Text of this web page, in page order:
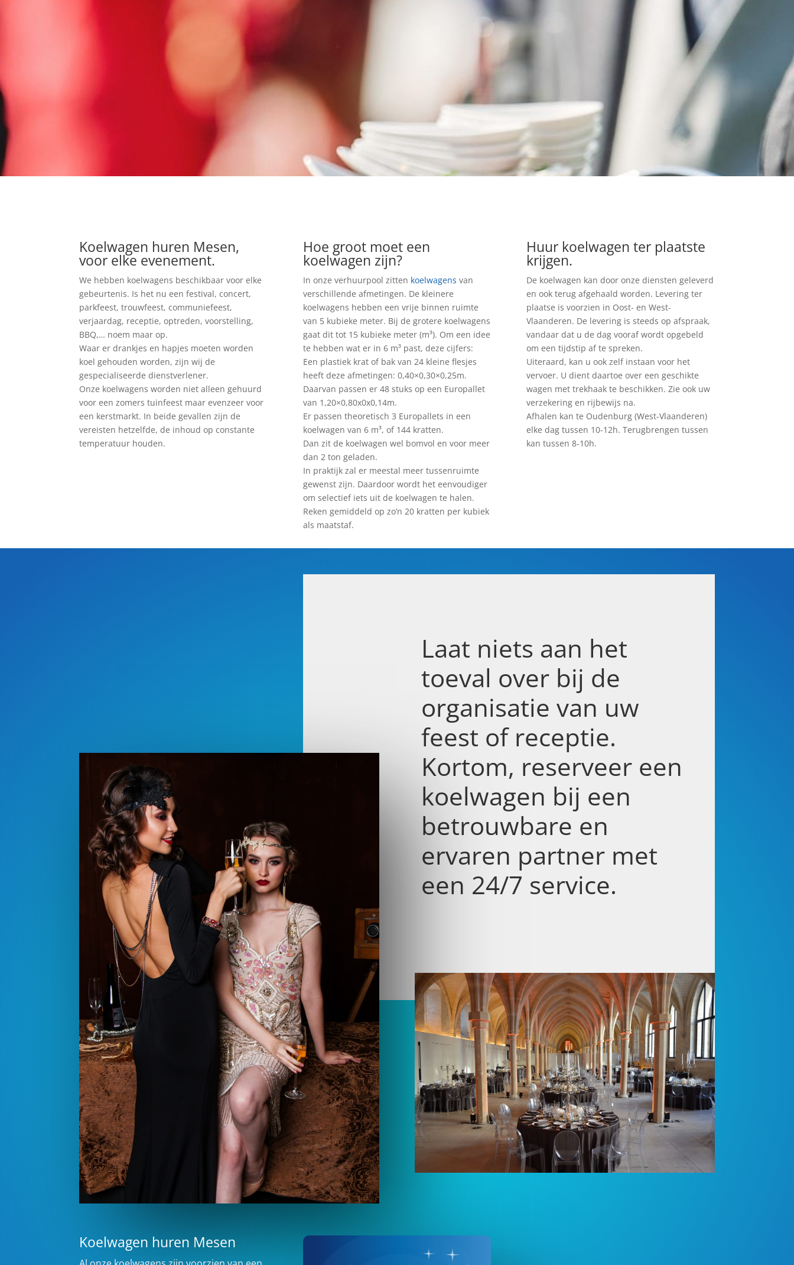
Koelwagen huren Mesen,
voor elke evenement.
We hebben koelwagens beschikbaar voor elke
gebeurtenis. Is het nu een festival, concert,
parkfeest, trouwfeest, communiefeest,
verjaardag, receptie, optreden, voorstelling,
BBQ,… noem maar op.
Waar er drankjes en hapjes moeten worden
koel gehouden worden, zijn wij de
gespecialiseerde dienstverlener.
Onze koelwagens worden niet alleen gehuurd
voor een zomers tuinfeest maar evenzeer voor
een kerstmarkt. In beide gevallen zijn de
vereisten hetzelfde, de inhoud op constante
temperatuur houden.
Hoe groot moet een
koelwagen zijn?
In onze verhuurpool zitten koelwagens van
verschillende afmetingen. De kleinere
koelwagens hebben een vrije binnen ruimte
van 5 kubieke meter. Bij de grotere koelwagens
gaat dit tot 15 kubieke meter (m³). Om een idee
te hebben wat er in 6 m³ past, deze cijfers:
Een plastiek krat of bak van 24 kleine flesjes
heeft deze afmetingen: 0,40×0,30×0,25m.
Daarvan passen er 48 stuks op een Europallet
van 1,20×0,80x0x0,14m.
Er passen theoretisch 3 Europallets in een
koelwagen van 6 m³, of 144 kratten.
Dan zit de koelwagen wel bomvol en voor meer
dan 2 ton geladen.
In praktijk zal er meestal meer tussenruimte
gewenst zijn. Daardoor wordt het eenvoudiger
om selectief iets uit de koelwagen te halen.
Reken gemiddeld op zo’n 20 kratten per kubiek
als maatstaf.
Huur koelwagen ter plaatste
krijgen.
De koelwagen kan door onze diensten geleverd
en ook terug afgehaald worden. Levering ter
plaatse is voorzien in Oost- en West-
Vlaanderen. De levering is steeds op afspraak,
vandaar dat u de dag vooraf wordt opgebeld
om een tijdstip af te spreken.
Uiteraard, kan u ook zelf instaan voor het
vervoer. U dient daartoe over een geschikte
wagen met trekhaak te beschikken. Zie ook uw
verzekering en rijbewijs na.
Afhalen kan te Oudenburg (West-Vlaanderen)
elke dag tussen 10-12h. Terugbrengen tussen
kan tussen 8-10h.
Laat niets aan het
toeval over bij de
organisatie van uw
feest of receptie.
Kortom, reserveer een
koelwagen bij een
betrouwbare en
ervaren partner met
een 24/7 service.
Koelwagen huren Mesen